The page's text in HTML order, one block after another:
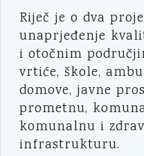
Riječ je o dva
unaprjeđenje
i otočnim
vrtiće, škole,
domove, javne
prometnu,
komunalnu i
infrastrukturu.